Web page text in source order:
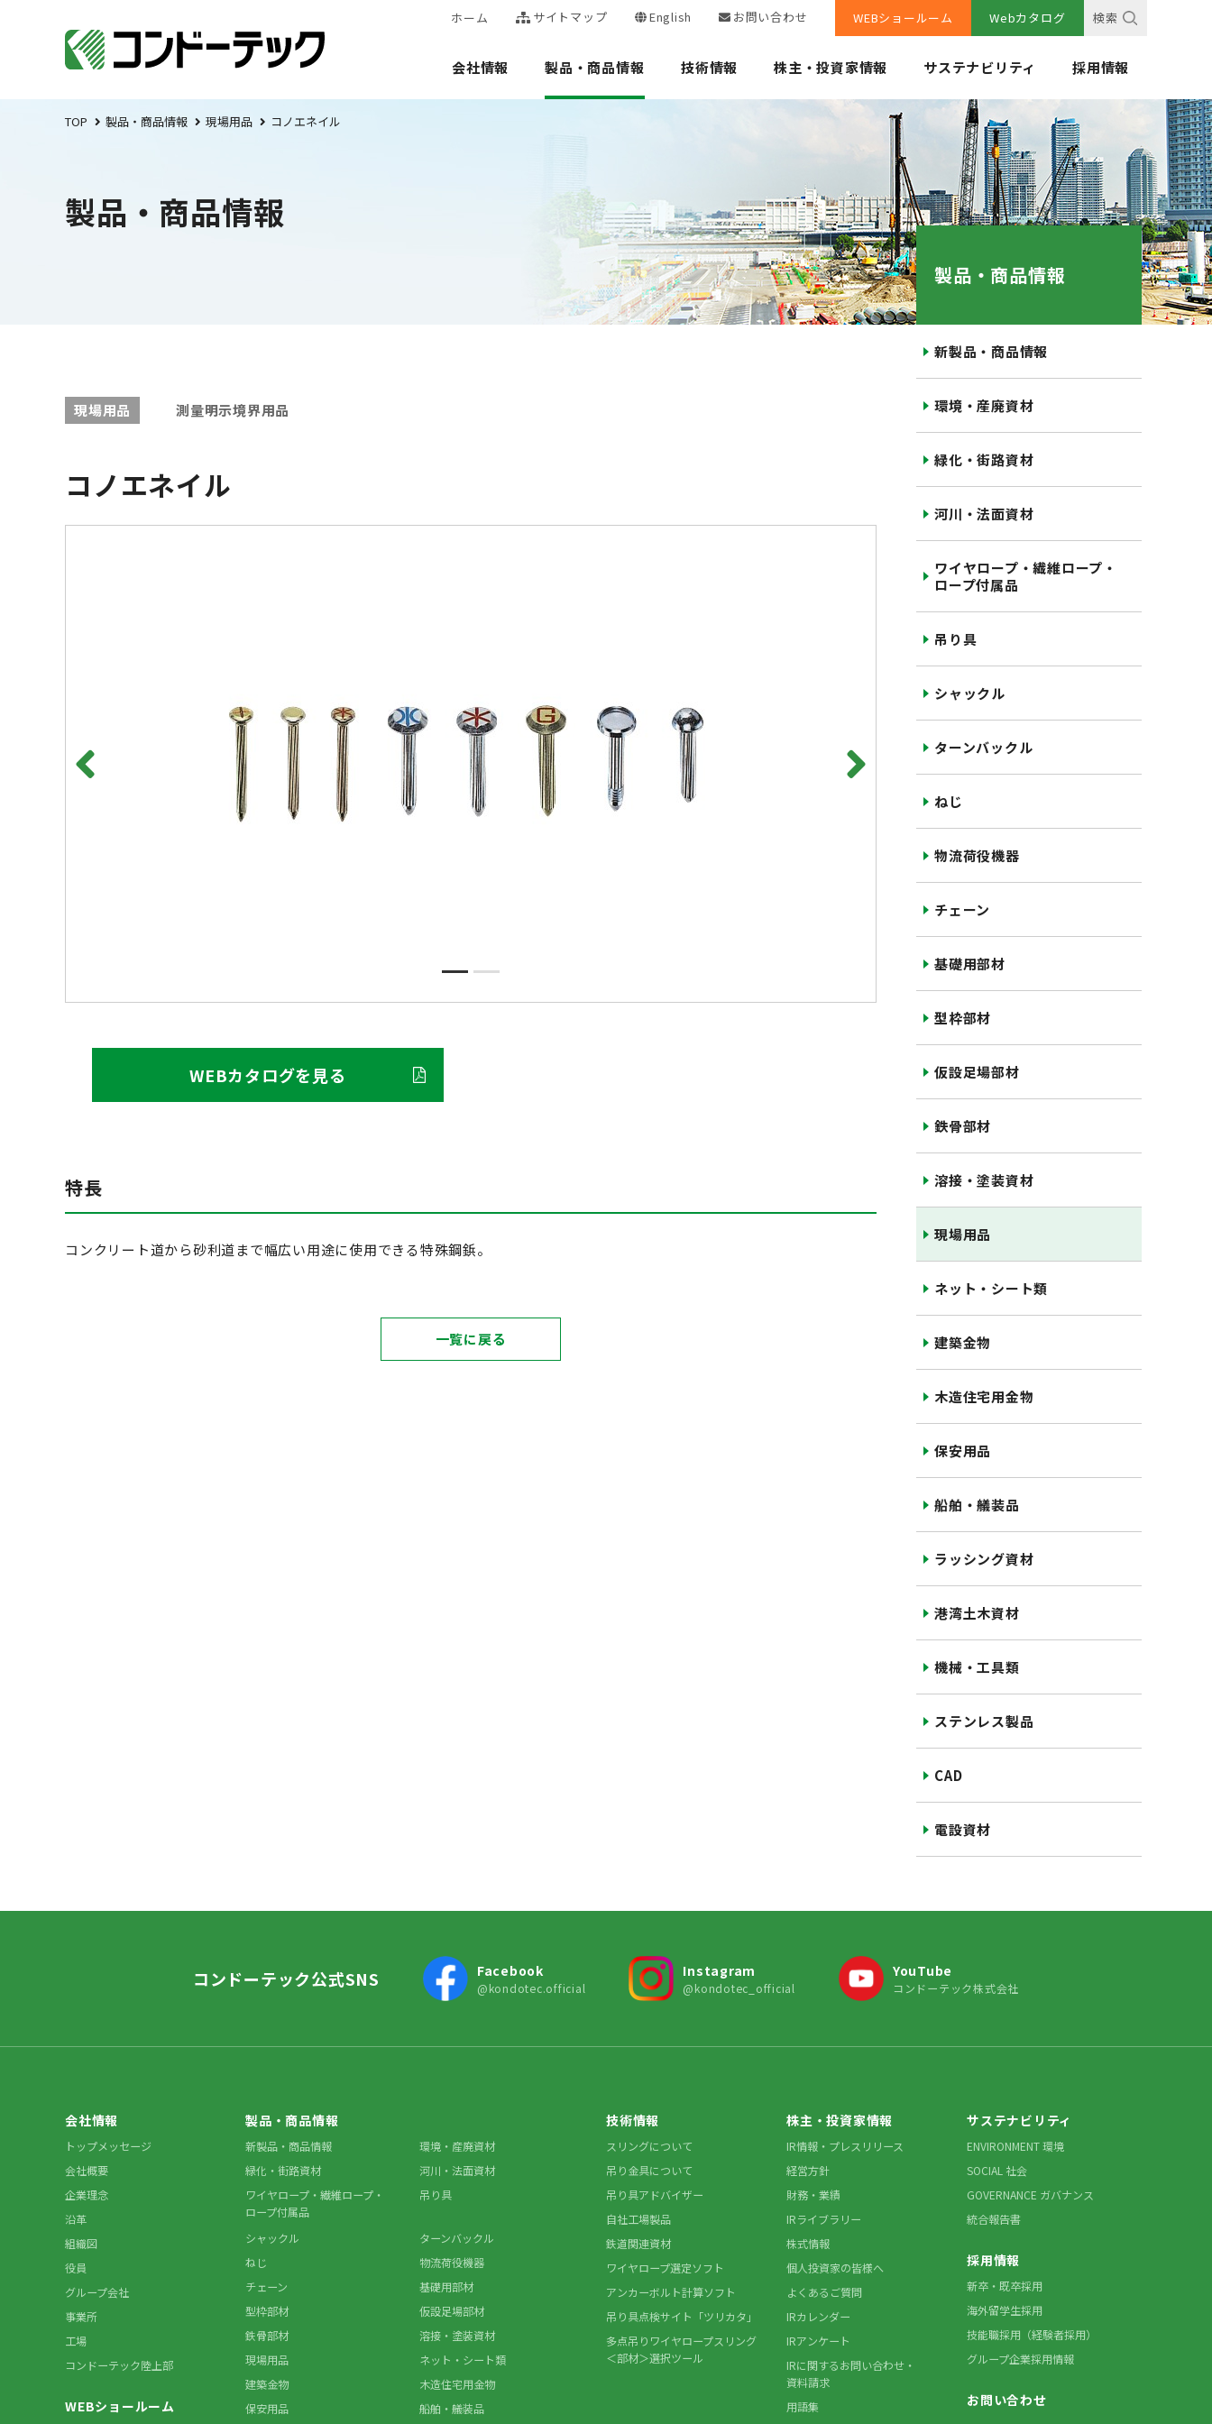
ホーム サイトマップ English お問い合わせ WEBショールーム Webカタログ 検索
会社情報 製品・商品情報 技術情報 株主・投資家情報 サステナビリティ 採用情報
TOP 製品・商品情報 現場用品 コノエネイル
製品・商品情報
現場用品 測量明示境界用品
コノエネイル
WEBカタログを見る
特長
コンクリート道から砂利道まで幅広い用途に使用できる特殊鋼鋲。
一覧に戻る
製品・商品情報
新製品・商品情報
環境・産廃資材
緑化・街路資材
河川・法面資材
ワイヤロープ・繊維ロープ・
ロープ付属品
吊り具
シャックル
ターンバックル
ねじ
物流荷役機器
チェーン
基礎用部材
型枠部材
仮設足場部材
鉄骨部材
溶接・塗装資材
現場用品
ネット・シート類
建築金物
木造住宅用金物
保安用品
船舶・艤装品
ラッシング資材
港湾土木資材
機械・工具類
ステンレス製品
CAD
電設資材
コンドーテック公式SNS Facebook
@kondotec.official
Instagram
@kondotec_official
YouTube
コンドーテック株式会社
会社情報
トップメッセージ
会社概要
企業理念
沿革
組織図
役員
グループ会社
事業所
工場
コンドーテック陸上部
WEBショールーム
製品・商品情報
新製品・商品情報
環境・産廃資材
緑化・街路資材
河川・法面資材
ワイヤロープ・繊維ロープ・
ロープ付属品
吊り具
シャックル
ターンバックル
ねじ
物流荷役機器
チェーン
基礎用部材
型枠部材
仮設足場部材
鉄骨部材
溶接・塗装資材
現場用品
ネット・シート類
建築金物
木造住宅用金物
保安用品
船舶・艤装品
技術情報
スリングについて
吊り金具について
吊り具アドバイザー
自社工場製品
鉄道関連資材
ワイヤロープ選定ソフト
アンカーボルト計算ソフト
吊り具点検サイト「ツリカタ」
多点吊りワイヤロープスリング
＜部材＞選択ツール
株主・投資家情報
IR情報・プレスリリース
経営方針
財務・業績
IRライブラリー
株式情報
個人投資家の皆様へ
よくあるご質問
IRカレンダー
IRアンケート
IRに関するお問い合わせ・
資料請求
用語集
サステナビリティ
ENVIRONMENT 環境
SOCIAL 社会
GOVERNANCE ガバナンス
統合報告書
採用情報
新卒・既卒採用
海外留学生採用
技能職採用（経験者採用）
グループ企業採用情報
お問い合わせ